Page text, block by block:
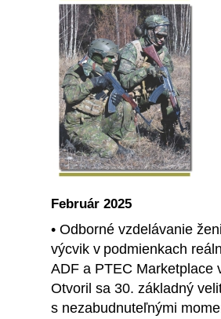
Február 2025
• Odborné vzdelávanie
výcvik v podmienkach
ADF a PTEC Marketplace
Otvoril sa 30. základný
s nezabudnuteľnými